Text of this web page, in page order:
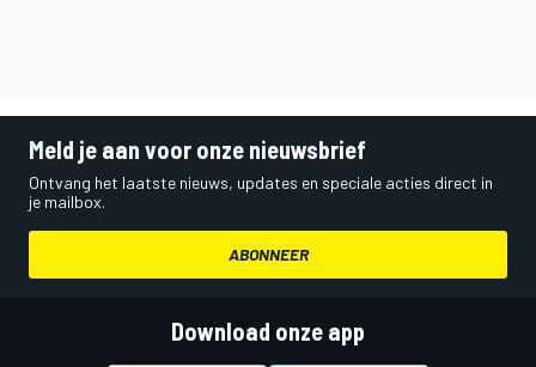
Meld je aan voor onze nieuwsbrief
Ontvang het laatste nieuws, updates en speciale acties direct in
je mailbox.
ABONNEER
Download onze app